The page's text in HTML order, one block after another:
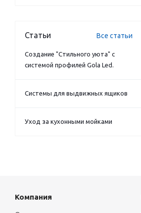
Статьи Все статьи
Создание "Стильного уюта" с
системой профилей Gola Led.
Системы для выдвижных ящиков
Уход за кухонными мойками
Компания